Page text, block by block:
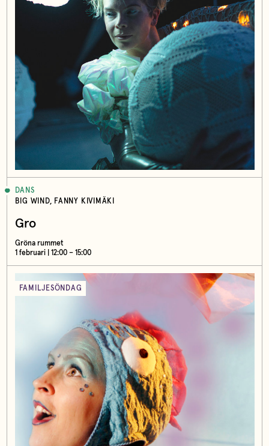
DANS
BIG WIND, FANNY KIVIMÄKI
Gro
Gröna rummet
1 februari | 12:00 – 15:00
FAMILJESÖNDAG